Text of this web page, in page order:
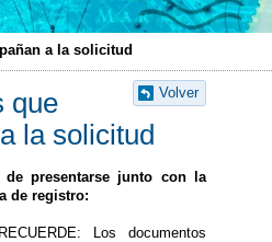
a la solicitud
Volver
que
la solicitud
de presentarse junto con la
de registro:
RECUERDE: Los documentos